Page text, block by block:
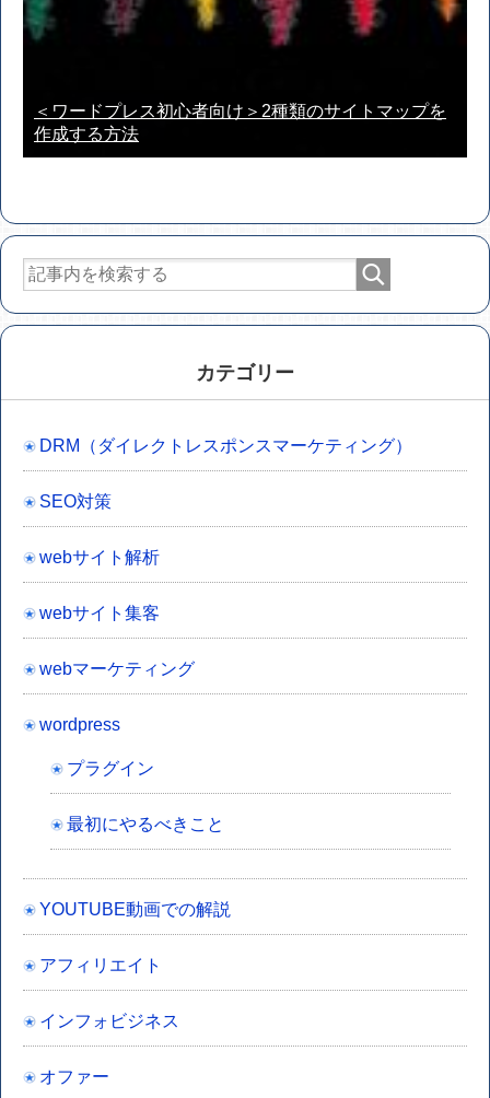
＜ワードプレス初心者向け＞2種類のサイトマップを
作成する方法
カテゴリー
DRM（ダイレクトレスポンスマーケティング）
SEO対策
webサイト解析
webサイト集客
webマーケティング
wordpress
プラグイン
最初にやるべきこと
YOUTUBE動画での解説
アフィリエイト
インフォビジネス
オファー